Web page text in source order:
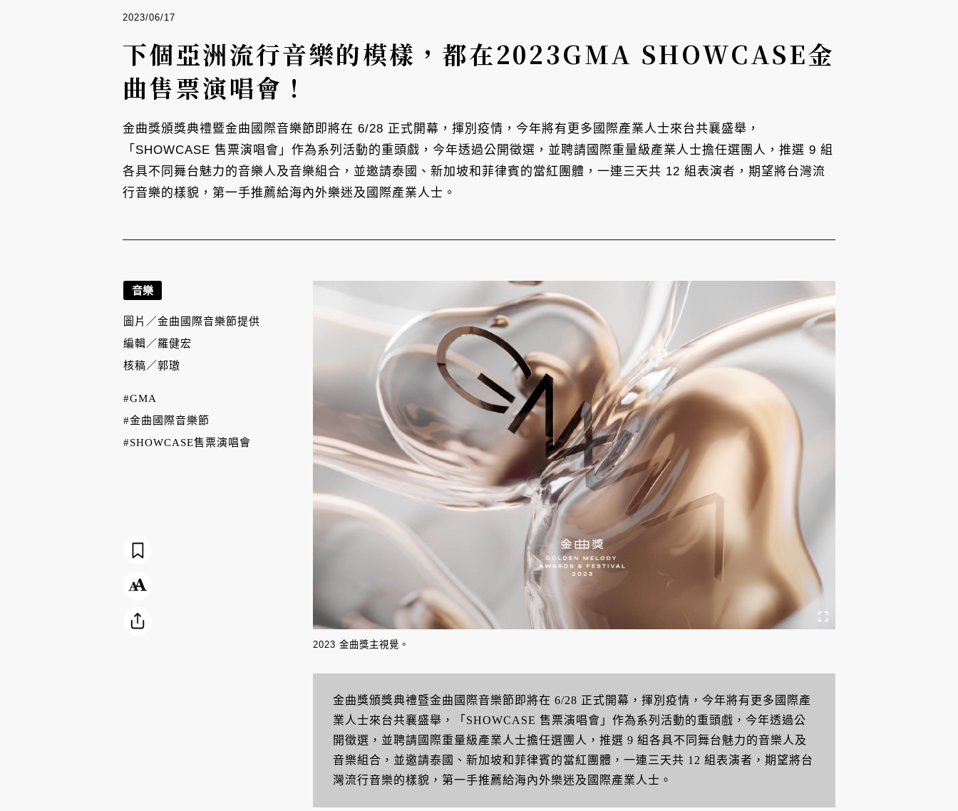
2023/06/17
下個亞洲流行音樂的模樣，都在2023GMA SHOWCASE金
曲售票演唱會！
金曲獎頒獎典禮暨金曲國際音樂節即將在 6/28 正式開幕，揮別疫情，今年將有更多國際產業人士來台共襄盛舉，
「SHOWCASE 售票演唱會」作為系列活動的重頭戲，今年透過公開徵選，並聘請國際重量級產業人士擔任選團人，推選 9 組
各具不同舞台魅力的音樂人及音樂組合，並邀請泰國、新加坡和菲律賓的當紅團體，一連三天共 12 組表演者，期望將台灣流
行音樂的樣貌，第一手推薦給海內外樂迷及國際產業人士。
2023 金曲獎主視覺。
金曲獎頒獎典禮暨金曲國際音樂節即將在 6/28 正式開幕，揮別疫情，今年將有更多國際產
業人士來台共襄盛舉，「SHOWCASE 售票演唱會」作為系列活動的重頭戲，今年透過公
開徵選，並聘請國際重量級產業人士擔任選團人，推選 9 組各具不同舞台魅力的音樂人及
音樂組合，並邀請泰國、新加坡和菲律賓的當紅團體，一連三天共 12 組表演者，期望將台
灣流行音樂的樣貌，第一手推薦給海內外樂迷及國際產業人士。
音樂
圖片／金曲國際音樂節提供
編輯／ 羅健宏
核稿／郭璈
#GMA
#金曲國際音樂節
#SHOWCASE售票演唱會